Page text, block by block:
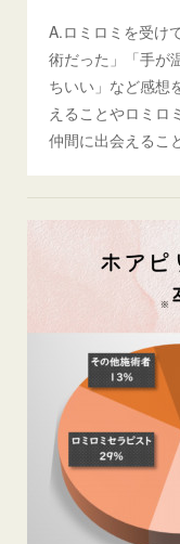
A.ロミロミを受け
術だった」「手が
ちいい」など感想
えることやロミロ
仲間に出会えるこ